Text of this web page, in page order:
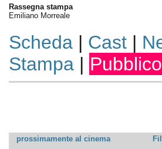
Rassegna stampa
Emiliano Morreale
Scheda| Cast|
Stampa| Pubblico
prossimamente al cinema